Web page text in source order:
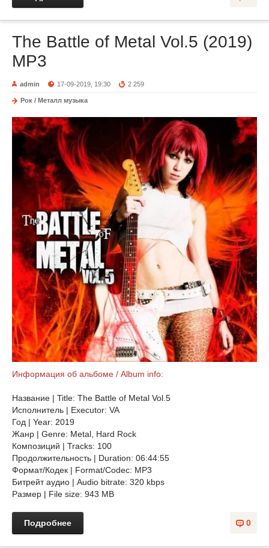
The Battle of Metal Vol.5 (2019)
MP3
admin 17-09-2019, 19:30 2 259
Рок / Металл музыка
Информация об альбоме / Album info:
Название | Title: The Battle of Metal Vol.5
Исполнитель | Executor: VA
Год | Year: 2019
Жанр | Genre: Metal, Hard Rock
Композиций | Tracks: 100
Продолжительность | Duration: 06:44:55
Формат/Кодек | Format/Codec: MP3
Битрейт аудио | Audio bitrate: 320 kbps
Размер | File size: 943 MB
0
Подробнее